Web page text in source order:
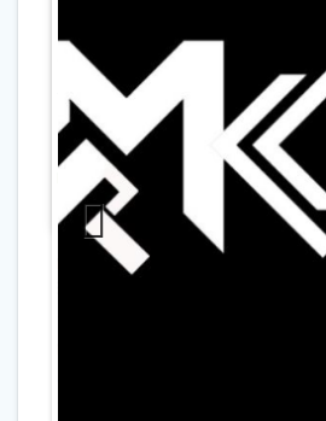
A post shared by MK Pinturas
Previo